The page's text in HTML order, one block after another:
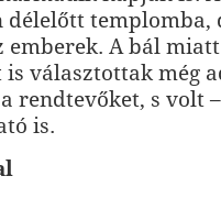
délelőtt templomba,
emberek. A bál miatt
is választottak még
rendtevőket, s volt
is.